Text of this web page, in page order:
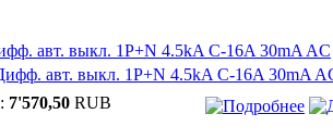
авт. выкл. 1P+N 4.5kA C-16A 30mA AC
7'570,50 RUB